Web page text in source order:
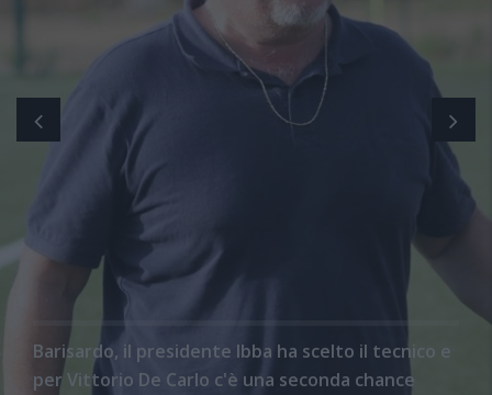
Barisardo, il presidente Ibba ha scelto il tecnico e
per Vittorio De Carlo c'è una seconda chance